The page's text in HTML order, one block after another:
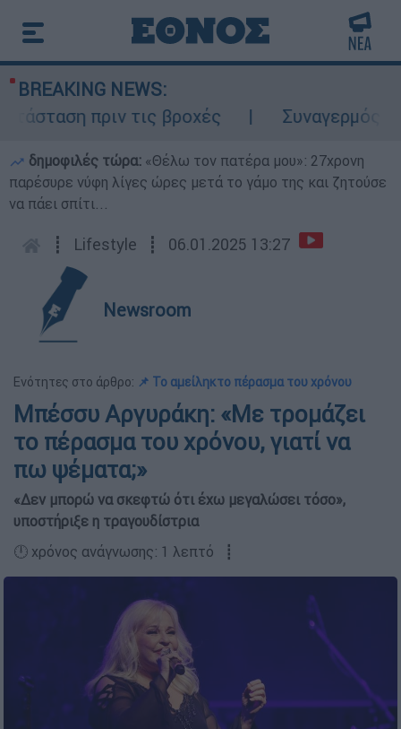
BREAKING NEWS:
πριν τις βροχές
Συναγερμός
δημοφιλές τώρα: «Θέλω τον πατέρα μου»: 27χρονη
παρέσυρε νύφη λίγες ώρες μετά το γάμο της και ζητούσε
να πάει σπίτι...
┋ Lifestyle ┋ 06.01.2025 13:27
Newsroom
Ενότητες στο άρθρο: 📌 Το αμείληκτο πέρασμα του χρόνου
Μπέσσυ Αργυράκη: «Με τρομάζει
το πέρασμα του χρόνου, γιατί να
πω ψέματα;»
«Δεν μπορώ να σκεφτώ ότι έχω μεγαλώσει τόσο»,
υποστήριξε η τραγουδίστρια
🕛 χρόνος ανάγνωσης: 1 λεπτό ┋